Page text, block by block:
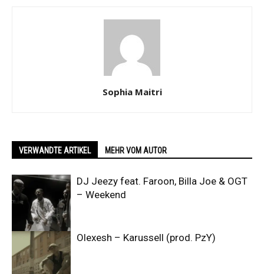
Sophia Maitri
VERWANDTE ARTIKEL MEHR VOM AUTOR
DJ Jeezy feat. Faroon, Billa Joe & OGT
– Weekend
Olexesh – Karussell (prod. PzY)